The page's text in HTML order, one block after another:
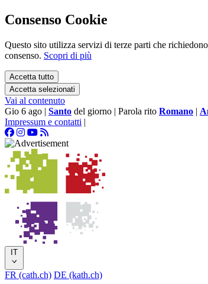
Consenso Cookie
Questo sito utilizza servizi di terze parti che
consenso. Scopri di più
Accetta tutto
Accetta selezionati
Vai al contenuto
Gio 6 ago | Santo del giorno | Parola rito Romano |
Impressum e contatti |
IT
FR (cath.ch) DE (kath.ch)